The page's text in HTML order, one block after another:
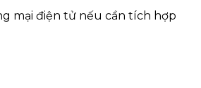
mại điện tử nếu cần tích hợp